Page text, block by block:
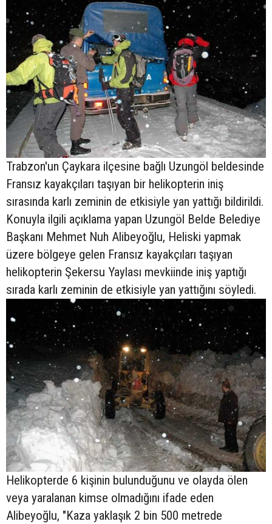
Trabzon'un Çaykara ilçesine bağlı Uzungöl beldesinde
Fransız kayakçıları taşıyan bir helikopterin iniş
sırasında karlı zeminin de etkisiyle yan yattığı bildirildi.
Konuyla ilgili açıklama yapan Uzungöl Belde Belediye
Başkanı Mehmet Nuh Alibeyoğlu, Heliski yapmak
üzere bölgeye gelen Fransız kayakçıları taşıyan
helikopterin Şekersu Yaylası mevkiinde iniş yaptığı
sırada karlı zeminin de etkisiyle yan yattığını söyledi.
Helikopterde 6 kişinin bulunduğunu ve olayda ölen
veya yaralanan kimse olmadığını ifade eden
Alibeyoğlu, "Kaza yaklaşık 2 bin 500 metrede